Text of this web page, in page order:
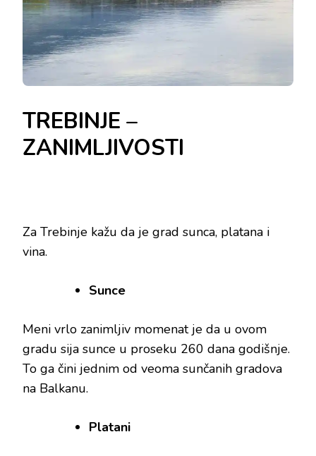
TREBINJE –
ZANIMLJIVOSTI
Za Trebinje kažu da je grad sunca, platana i
vina.
Sunce
Meni vrlo zanimljiv momenat je da u ovom
gradu sija sunce u proseku 260 dana godišnje.
To ga čini jednim od veoma sunčanih gradova
na Balkanu.
Platani